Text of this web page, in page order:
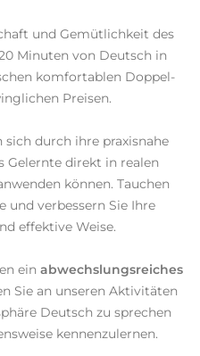
und Gemütlichkeit des
Minuten von Deutsch in
komfortablen Doppel-
Preisen.
sich durch ihre praxisnahe
Gelernte direkt in realen
können. Tauchen
und verbessern Sie Ihre
effektive Weise.
ein abwechslungsreiches
Sie an unseren Aktivitäten
Deutsch zu sprechen
kennenzulernen.